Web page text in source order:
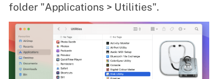
folder "Applications > Utilities".